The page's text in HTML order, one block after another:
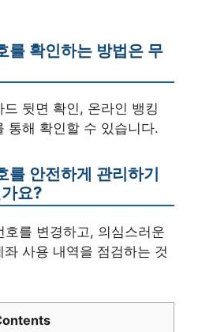
를 확인하는 방법은 무
뒷면 확인, 온라인 뱅킹
통해 확인할 수 있습니다.
를 안전하게 관리하기
요?
를 변경하고, 의심스러운
사용 내역을 점검하는 것